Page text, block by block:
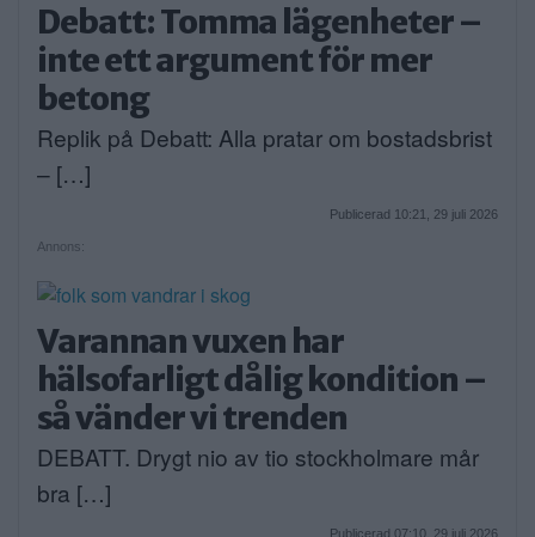
Debatt: Tomma lägenheter –
inte ett argument för mer
betong
Replik på Debatt: Alla pratar om bostadsbrist
– […]
Publicerad 10:21, 29 juli 2026
Annons:
Varannan vuxen har
hälsofarligt dålig kondition –
så vänder vi trenden
DEBATT. Drygt nio av tio stockholmare mår
bra […]
Publicerad 07:10, 29 juli 2026